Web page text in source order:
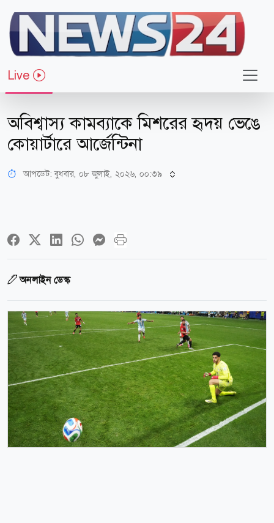
Live
খেলাধুলা
অবিশ্বাস্য কামব্যাকে মিশরের হৃদয় ভেঙে
কোয়ার্টারে আর্জেন্টিনা
আপডেট: বুধবার, ০৮ জুলাই, ২০২৬, ০০:৩৯
অনলাইন ডেস্ক